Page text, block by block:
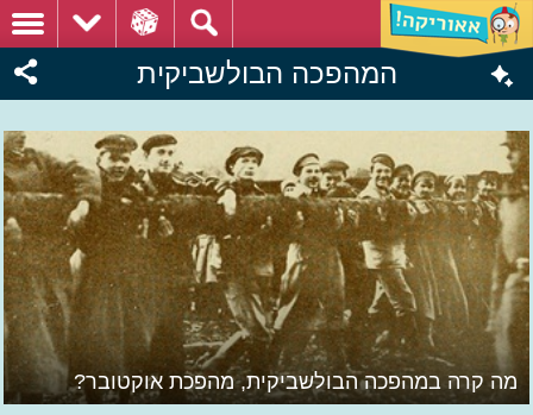
המהפכה הבולשביקית
מה קרה במהפכה הבולשביקית, מהפכת אוקטובר?